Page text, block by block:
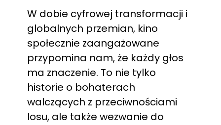
W dobie cyfrowej transformacji i
globalnych przemian, kino
społecznie zaangażowane
przypomina nam, że każdy głos
ma znaczenie. To nie tylko
historie o bohaterach
walczących z przeciwnościami
losu, ale także wezwanie do